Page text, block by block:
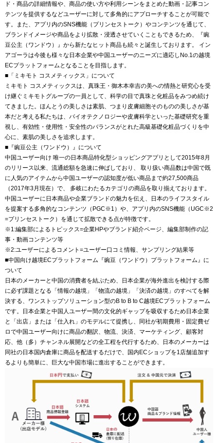
ド・商品の詳細情報や、商品の使い方や利用シーンをまとめた動画・記事コン
テンツを提供するなどユーザーに対して多角的にアプローチすることが可能で
す。また、アプリ内のSNS機能（プリンセストーク）やコンテンツを通じて、
ブランドイメージや商品をより拡散・浸透させていくこともできるため、『豌
豆公主（ワンドウ）』から新たなヒット商品も続々と誕生しております。 イン
アゴーラは今後も様々な日本企業や中国ユーザーのニーズに適応しNo.1の越境
ECプラットフォームとなることを目指します。
■「ミキモト コスメティックス」について
ミキモト コスメティックスは、真珠王・御木本幸吉の美への情熱と研究心を受
け継ぐミキモトグループの一員として、科学の目で真珠と化粧品をみつめ続け
てきました。ほんとうの美しさは素肌、つまり皮膚細胞そのものの美しさが基
本だと考える私たちは、バイオテクノロジーや皮膚科学といった基礎研究を重
視し、有効性・使用性・安全性のバランスがとれた高級基礎化粧品づくりを中
心に、素肌の美しさを追求します。
■『豌豆公主（ワンドウ）』について
中国ユーザー向け 唯一の日本商品特化型ショッピングアプリとして2015年8月
のリリース以来、流通総額を急速に伸ばしており、 取り扱い商品数は中国で既
に人気のアイテムから中国ユーザーの認知度が低い商品まで約27,500商品
（2017年3月現在）で、 多岐にわたるカテゴリの商品を取り揃えております。
中国ユーザーに日本商品や企業ブランドの魅力を伝え、日本のライフスタイル
を提案する多角的なコンテンツ（PGC※1）や、アプリ内のSNS機能（UGC※2
=プリンセストーク）を通じて拡散できる点が特徴です。
※1:編集部によるトピックス=企業HPやブランド紹介ページ、編集部制作の記
事・動画コンテンツ等
※2:ユーザーによるコメント=ユーザー口コミ情報、サンプリング結果等
■中国向け越境ECプラットフォーム『豌豆（ワンドウ）プラットフォーム』に
ついて
日本のメーカーと中国の消費者を結ぶため、日本企業が海外進出を検討する際
に必ず課題となる「情報の越境」「物流の越境」「決済の越境」のすべてを解
決する、ワンストップソリューション型のB to B to C越境ECプラットフォーム
です。日本企業と中国人ユーザー間の文化的ギャップを吸収するため日本企業
と「出店」または「仕入れ」のモデルにて提携し、同社が初期費用・固定費ゼ
ロで中国ユーザー向けに商品の翻訳、物流、決済、マーケティング、顧客対
応、他（多）チャンネル展開などの全工程を代行するため、日本のメーカーは
同社の日本国内倉庫に商品を配送するだけで、国内ECショップを1店舗追加す
るよりも簡単に、巨大な中国市場に進出することができます。